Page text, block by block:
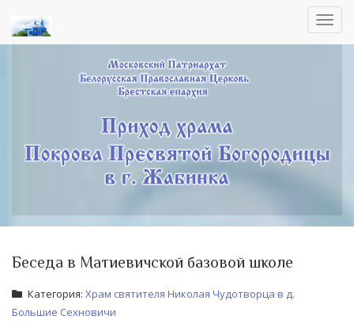
Беседа в Матиевичской базовой школе
Категория: Храм святителя Николая Чудотворца в д.
Большие Сехновичи